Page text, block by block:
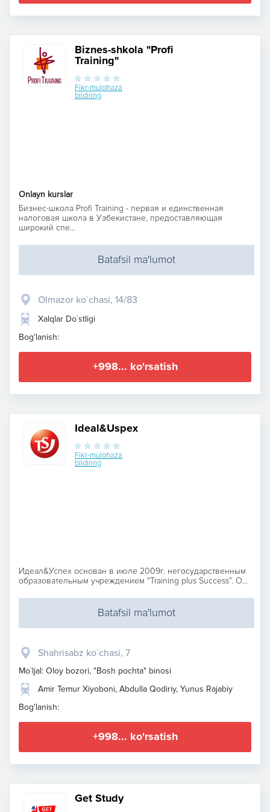
Biznes-shkola "Profi
Training"
Fikr-mulohaza
bildiring
Onlayn kurslar
Бизнес-школа Profi Training - первая и единственная
налоговая школа в Узбекистане, предоставляющая
широкий спе...
Batafsil ma'lumot
Olmazor ko`chasi, 14/83
Xalqlar Do`stligi
Bog'lanish:
+998... ko'rsatish
Ideal&Uspex
Fikr-mulohaza
bildiring
Идеал&Успех основан в июле 2009г. негосударственным
образовательным учреждением “Training plus Success”. О...
Batafsil ma'lumot
Shahrisabz ko`chasi, 7
Mo`ljal: Oloy bozori, "Bosh pochta" binosi
Amir Temur Xiyoboni, Abdulla Qodiriy, Yunus Rajabiy
Bog'lanish:
+998... ko'rsatish
Get Study